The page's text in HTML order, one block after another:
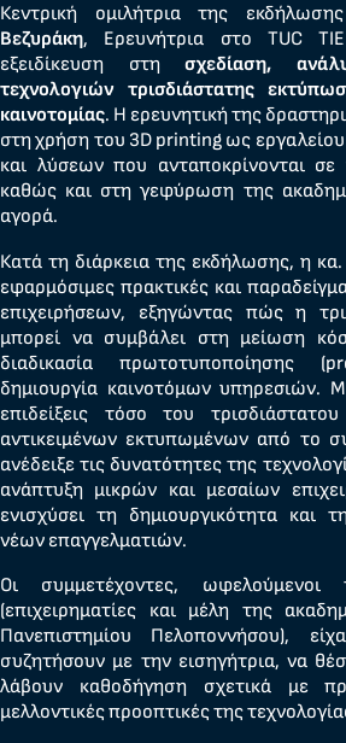
Κεντρική ομιλήτρια της
Βεζυράκη, Ερευνήτρια στο TUC
εξειδίκευση στησχεδίαση,
τεχνολογιών τρισδιάστατης
καινοτομίας. Η ερευνητική της
στη χρήση του 3D printing ως
και λύσεων που ανταποκρίνονται σε
καθώς και στη γεφύρωση της
αγορά.
Κατά τη διάρκεια της εκδήλωσης, η
εφαρμόσιμες πρακτικές και
επιχειρήσεων, εξηγώντας πώς η
μπορεί να συμβάλει στη μείωση
διαδικασία πρωτοτυποποίησης
δημιουργία καινοτόμων υπηρεσιών.
επιδείξεις τόσο του
αντικειμένων εκτυπωμένων από το
ανέδειξε τις δυνατότητες της
ανάπτυξη μικρών και μεσαίων
ενισχύσει τη δημιουργικότητα και
νέων επαγγελματιών.
Οι συμμετέχοντες,
(επιχειρηματίες και μέλη της
Πανεπιστημίου Πελοποννήσου),
συζητήσουν με την εισηγήτρια, να
λάβουν καθοδήγηση σχετικά με
μελλοντικές προοπτικές της